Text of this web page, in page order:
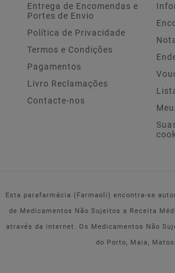
Entrega de Encomendas e
Portes de Envio
Política de Privacidade
Termos e Condições
Pagamentos
Livro Reclamações
Contacte-nos
Esta parafarmácia (Farmaoli) encontra-se
de Medicamentos Não Sujeitos a Receita
através da internet. Os Medicamentos Não
do Porto, Maia,